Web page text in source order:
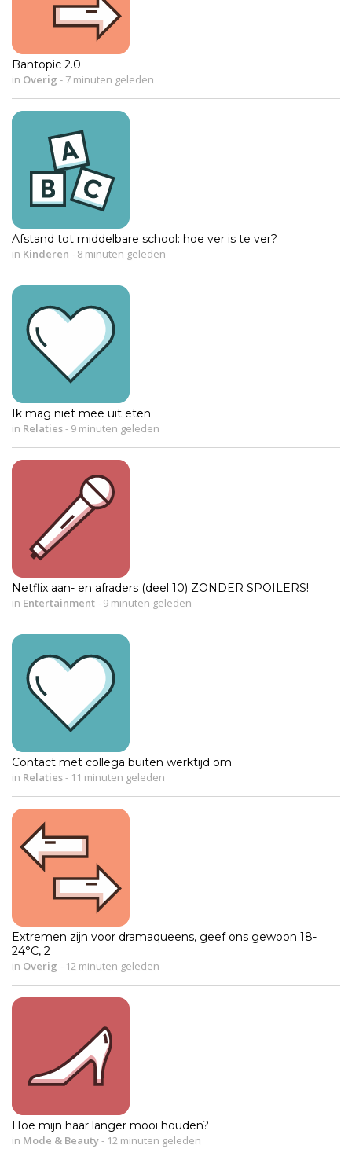
Bantopic 2.0
in Overig - 7 minuten geleden
Afstand tot middelbare school: hoe ver is te ver?
in Kinderen - 8 minuten geleden
Ik mag niet mee uit eten
in Relaties- 9 minuten geleden
Netflix aan- en afraders (deel 10) ZONDER SPOILERS!
in Entertainment- 9 minuten geleden
Contact met collega buiten werktijd om
in Relaties- 11 minuten geleden
Extremen zijn voor dramaqueens, geef ons gewoon 18-
24°C, 2
in Overig - 12 minuten geleden
Hoe mijn haar langer mooi houden?
in Mode & Beauty- 12 minuten geleden